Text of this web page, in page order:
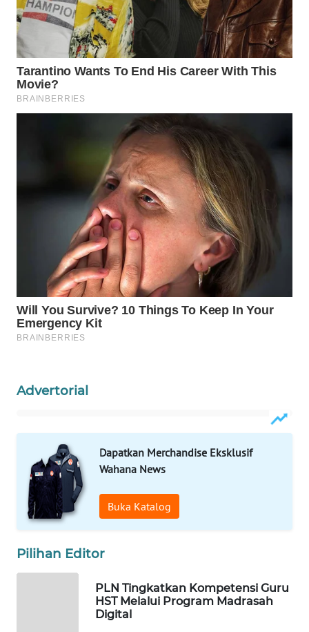
Advertorial
Dapatkan Merchandise Eksklusif
Wahana News
Buka Katalog
Pilihan Editor
PLN Tingkatkan Kompetensi Guru
HST Melalui Program Madrasah
Digital
HEALTH
WISATA
LAPAK
KONSUMEN
MASYARAKAT
KELISTRIKAN
WALINKI
ID
PLN
WATCH
MKLI
LPKKI